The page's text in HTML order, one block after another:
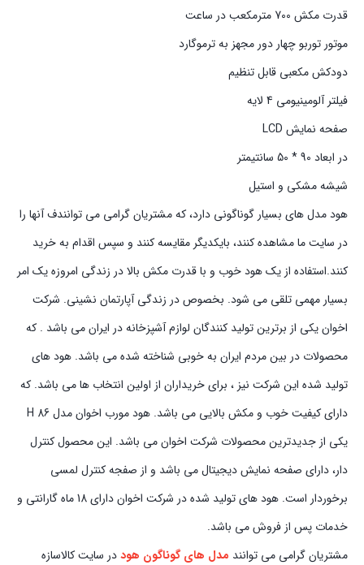
قدرت مکش 700 مترمکعب در ساعت
موتور توربو چهار دور مجهز به ترموگارد
دودکش مکعبی قابل تنظیم
فیلتر آلومینیومی 4 لایه
صفحه نمایش LCD
در ابعاد 90 * 50 سانتیمتر
شیشه مشکی و استیل
هود مدل های بسیار گوناگونی دارد، که مشتریان گرامی می توانندف آنها را
در سایت ما مشاهده کنند، بایکدیگر مقایسه کنند و سپس اقدام به خرید
کنند.استفاده از یک هود خوب و با قدرت مکش بالا در زندگی امروزه یک امر
بسیار مهمی تلقی می شود. بخصوص در زندگی آپارتمان نشینی. شرکت
اخوان یکی از برترین تولید کنندگان لوازم آشپزخانه در ایران می باشد . که
محصولات در بین مردم ایران به خوبی شناخته شده می باشد. هود های
تولید شده این شرکت نیز ، برای خریداران از اولین انتخاب ها می باشد. که
دارای کیفیت خوب و مکش بالایی می باشد. هود مورب اخوان مدل H 86
یکی از جدیدترین محصولات شرکت اخوان می باشد. این محصول کنترل
دار، دارای صفحه نمایش دیجیتال می باشد و از صفجه کنترل لمسی
برخوردار است. هود های تولید شده در شرکت اخوان دارای 18 ماه گارانتی و
خدمات پس از فروش می باشد.
مشتریان گرامی می توانند مدل های گوناگون هوددر سایت کالاسازه